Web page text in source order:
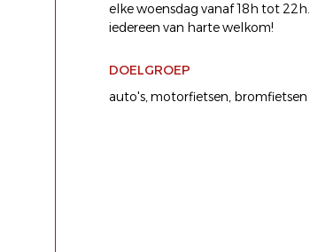
elke woensdag vanaf 18h tot 22h.
iedereen van harte welkom!
DOELGROEP
auto's motorfietsen bromfietsen